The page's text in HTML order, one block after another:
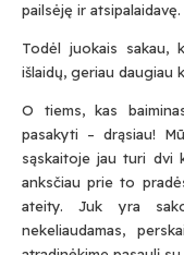
pailsėję ir atsipalaidavę.
Todėl juokais sakau,
išlaidų, geriau daugiau
O tiems, kas
pasakyti – drąsiau!
sąskaitojejau turi dvi
anksčiau prie to
ateity. Juk yra
nekeliaudamas,